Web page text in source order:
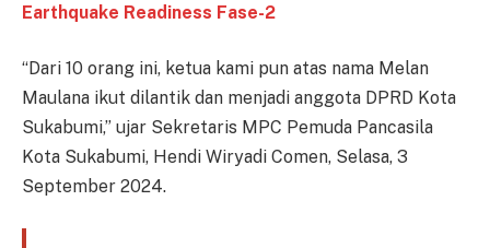
Earthquake Readiness Fase-2
“Dari 10 orang ini, ketua kami pun atas nama Melan
Maulana ikut dilantik dan menjadi anggota DPRD Kota
Sukabumi,” ujar Sekretaris MPC Pemuda Pancasila
Kota Sukabumi, Hendi Wiryadi Comen, Selasa, 3
September 2024.